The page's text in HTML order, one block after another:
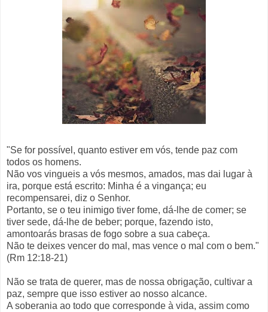
"Se for possível, quanto estiver em vós, tende paz com
todos os homens.
Não vos vingueis a vós mesmos, amados, mas dai lugar à
ira, porque está escrito: Minha é a vingança; eu
recompensarei, diz o Senhor.
Portanto, se o teu inimigo tiver fome, dá-lhe de comer; se
tiver sede, dá-lhe de beber; porque, fazendo isto,
amontoarás brasas de fogo sobre a sua cabeça.
Não te deixes vencer do mal, mas vence o mal com o bem."
(Rm 12:18-21)
Não se trata de querer, mas de nossa obrigação, cultivar a
paz, sempre que isso estiver ao nosso alcance.
A soberania ao todo que corresponde à vida, assim como